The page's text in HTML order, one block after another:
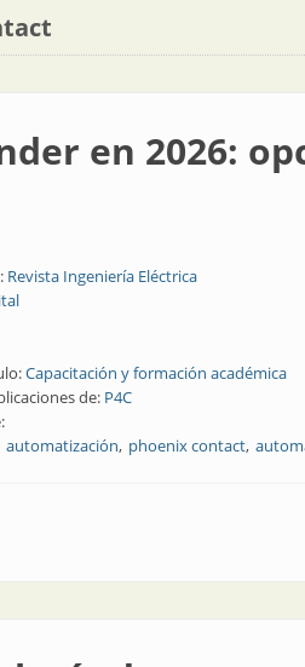
en 2026:
Revista Ingeniería Eléctrica
Capacitación y formación académica
de: P4C
automatización phoenix contact
Aprender en 2026: opciones